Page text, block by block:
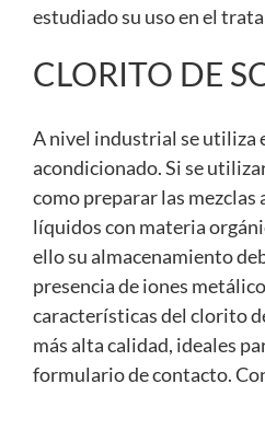
estudiado su uso en el
CLORITO DE
A nivel industrial se utiliza
acondicionado. Si se
como preparar las
líquidos con materia
ello su almacenamiento
presencia de iones
características del clorito
más alta calidad, ideales
formulario de contacto.